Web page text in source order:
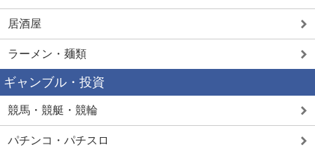
居酒屋
ラーメン・麺類
ギャンブル・投資
競馬・競艇・競輪
パチンコ・パチスロ